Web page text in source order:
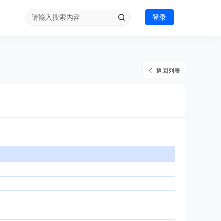
登录
返回列表